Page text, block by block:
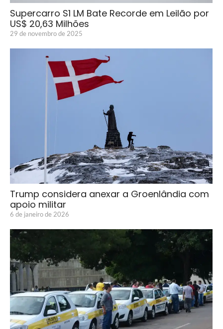
Supercarro S1 LM Bate Recorde em Leilão por
US$ 20,63 Milhões
29 de novembro de 2025
Trump considera anexar a Groenlândia com
apoio militar
6 de janeiro de 2026